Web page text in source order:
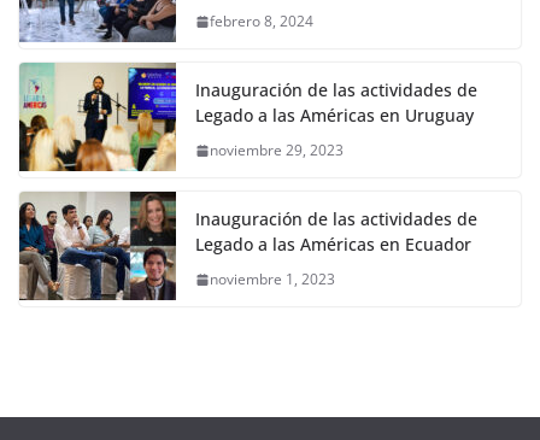
febrero 8, 2024
Inauguración de las actividades de
Legado a las Américas en Uruguay
noviembre 29, 2023
Inauguración de las actividades de
Legado a las Américas en Ecuador
noviembre 1, 2023